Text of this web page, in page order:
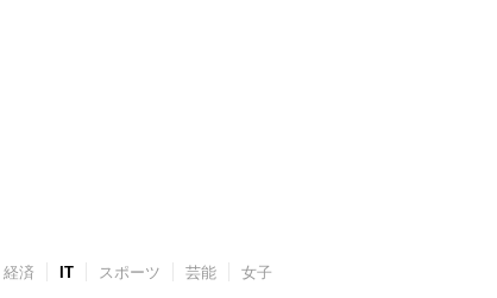
経済 IT スポーツ 芸能 女子